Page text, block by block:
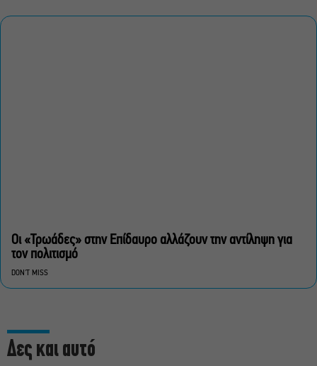
Οι «Τρωάδες» στην Επίδαυρο αλλάζουν την αντίληψη για
τον πολιτισμό
DON'T MISS
Δες και αυτό